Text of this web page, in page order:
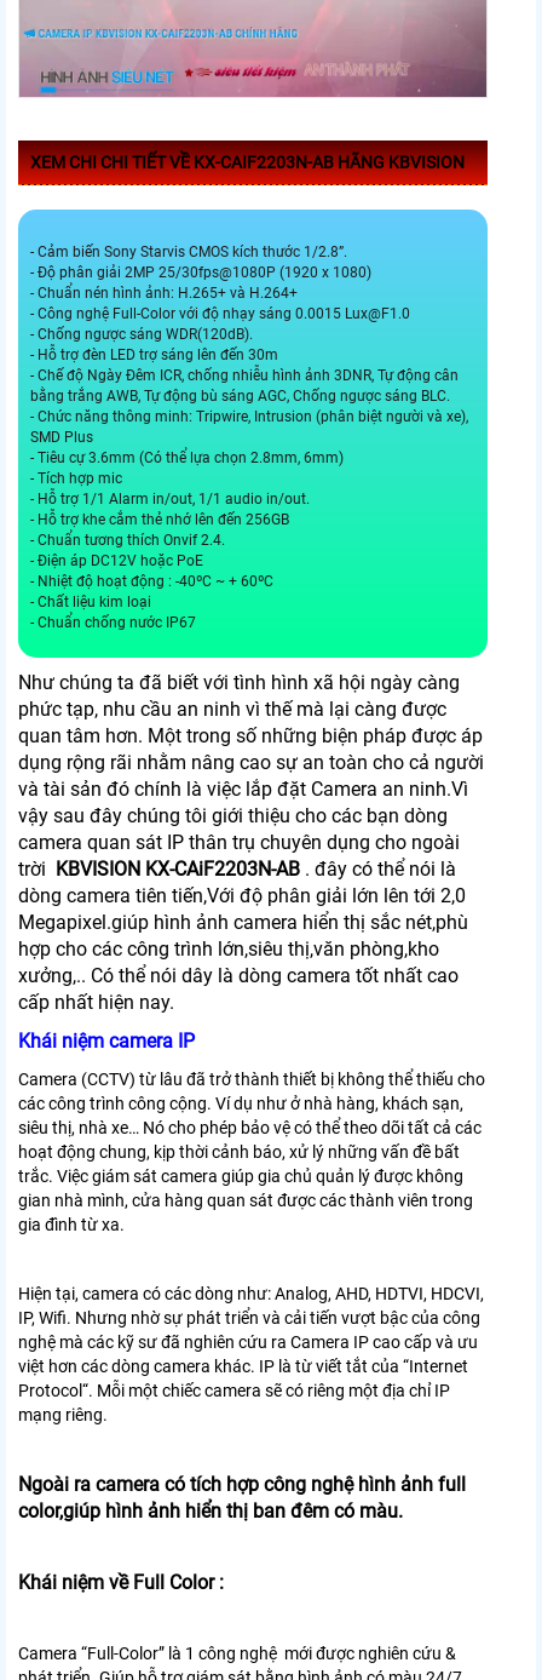
XEM CHI CHI TIẾT VỀ KX-CAIF2203N-AB HÃNG KBVISION
- Cảm biến Sony Starvis CMOS kích thước 1/2.8”.
- Độ phân giải 2MP 25/30fps@1080P (1920 x 1080)
- Chuẩn nén hình ảnh: H.265+ và H.264+
- Công nghệ Full-Color với độ nhạy sáng 0.0015 Lux@F1.0
- Chống ngược sáng WDR(120dB).
- Hỗ trợ đèn LED trợ sáng lên đến 30m
- Chế độ Ngày Đêm ICR, chống nhiễu hình ảnh 3DNR, Tự động cân
bằng trắng AWB, Tự động bù sáng AGC, Chống ngược sáng BLC.
- Chức năng thông minh: Tripwire, Intrusion (phân biệt người và xe),
SMD Plus
- Tiêu cự 3.6mm (Có thể lựa chọn 2.8mm, 6mm)
- Tích hợp mic
- Hỗ trợ 1/1 Alarm in/out, 1/1 audio in/out.
- Hỗ trợ khe cắm thẻ nhớ lên đến 256GB
- Chuẩn tương thích Onvif 2.4.
- Điện áp DC12V hoặc PoE
- Nhiệt độ hoạt động : -40ºC ~ + 60ºC
- Chất liệu kim loại
- Chuẩn chống nước IP67
Như chúng ta đã biết với tình hình xã hội ngày càng
phức tạp, nhu cầu an ninh vì thế mà lại càng được
quan tâm hơn. Một trong số những biện pháp được áp
dụng rộng rãi nhằm nâng cao sự an toàn cho cả người
và tài sản đó chính là việc lắp đặt Camera an ninh.Vì
vậy sau đây chúng tôi giới thiệu cho các bạn dòng
camera quan sát IP thân trụ chuyên dụng cho ngoài
trời KBVISION KX-CAiF2203N-AB . đây có thể nói là
dòng camera tiên tiến,Với độ phân giải lớn lên tới 2,0
Megapixel.giúp hình ảnh camera hiển thị sắc nét,phù
hợp cho các công trình lớn,siêu thị,văn phòng,kho
xưởng,.. Có thể nói dây là dòng camera tốt nhất cao
cấp nhất hiện nay.
Khái niệm camera IP
Camera (CCTV) từ lâu đã trở thành thiết bị không thể thiếu cho
các công trình công cộng. Ví dụ như ở nhà hàng, khách sạn,
siêu thị, nhà xe… Nó cho phép bảo vệ có thể theo dõi tất cả các
hoạt động chung, kịp thời cảnh báo, xử lý những vấn đề bất
trắc. Việc giám sát camera giúp gia chủ quản lý được không
gian nhà mình, cửa hàng quan sát được các thành viên trong
gia đình từ xa.
Hiện tại, camera có các dòng như: Analog, AHD, HDTVI, HDCVI,
IP, Wifi. Nhưng nhờ sự phát triển và cải tiến vượt bậc của công
nghệ mà các kỹ sư đã nghiên cứu ra Camera IP cao cấp và ưu
việt hơn các dòng camera khác. IP là từ viết tắt của “Internet
Protocol“. Mỗi một chiếc camera sẽ có riêng một địa chỉ IP
mạng riêng.
Ngoài ra camera có tích hợp công nghệ hình ảnh full
color,giúp hình ảnh hiển thị ban đêm có màu.
Khái niệm về Full Color :
Camera “Full-Color” là 1 công nghệ mới được nghiên cứu &